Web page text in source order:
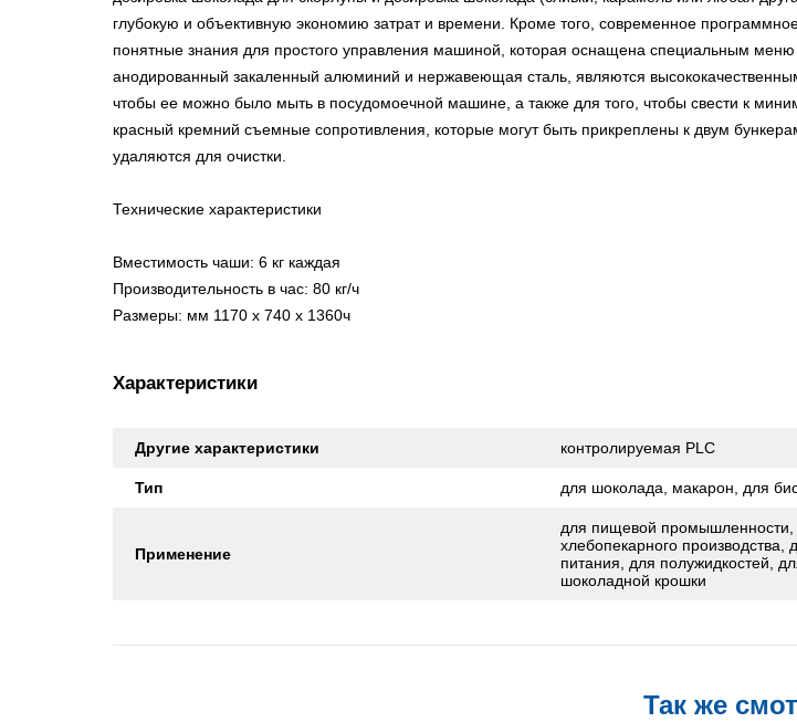
глубокую и объективную экономию затрат и времени. Кроме того, современное
понятные знания для простого управления машиной, которая оснащена специальным
анодированный закаленный алюминий и нержавеющая сталь, являются
чтобы ее можно было мыть в посудомоечной машине, а также для того, чтобы свести к
красный кремний съемные сопротивления, которые могут быть прикреплены к двум
удаляются для очистки.
Технические характеристики
Вместимость чаши: 6 кг каждая
Производительность в час: 80 кг/ч
Размеры: мм 1170 x 740 x 1360ч
Характеристики
Другие характеристики контролируемая PLC
Тип для шоколада, макарон, для
Применение
для пищевой промышленности,
хлебопекарного производства,
питания, для полужидкостей,
шоколадной крошки
Так же